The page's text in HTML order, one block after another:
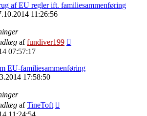
af EU regler ift. familiesammenføring
11:26:56
affundiver199
07:57:17
EU-familiesammenføring
17:58:50
afTineToft
11:24:54